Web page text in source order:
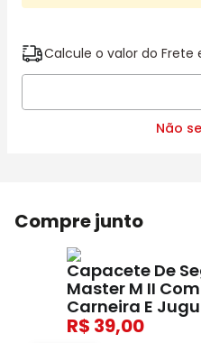
Calcule o valor do Frete
Não
Compre junto
Capacete De
Master M II
Carneira E
39,00